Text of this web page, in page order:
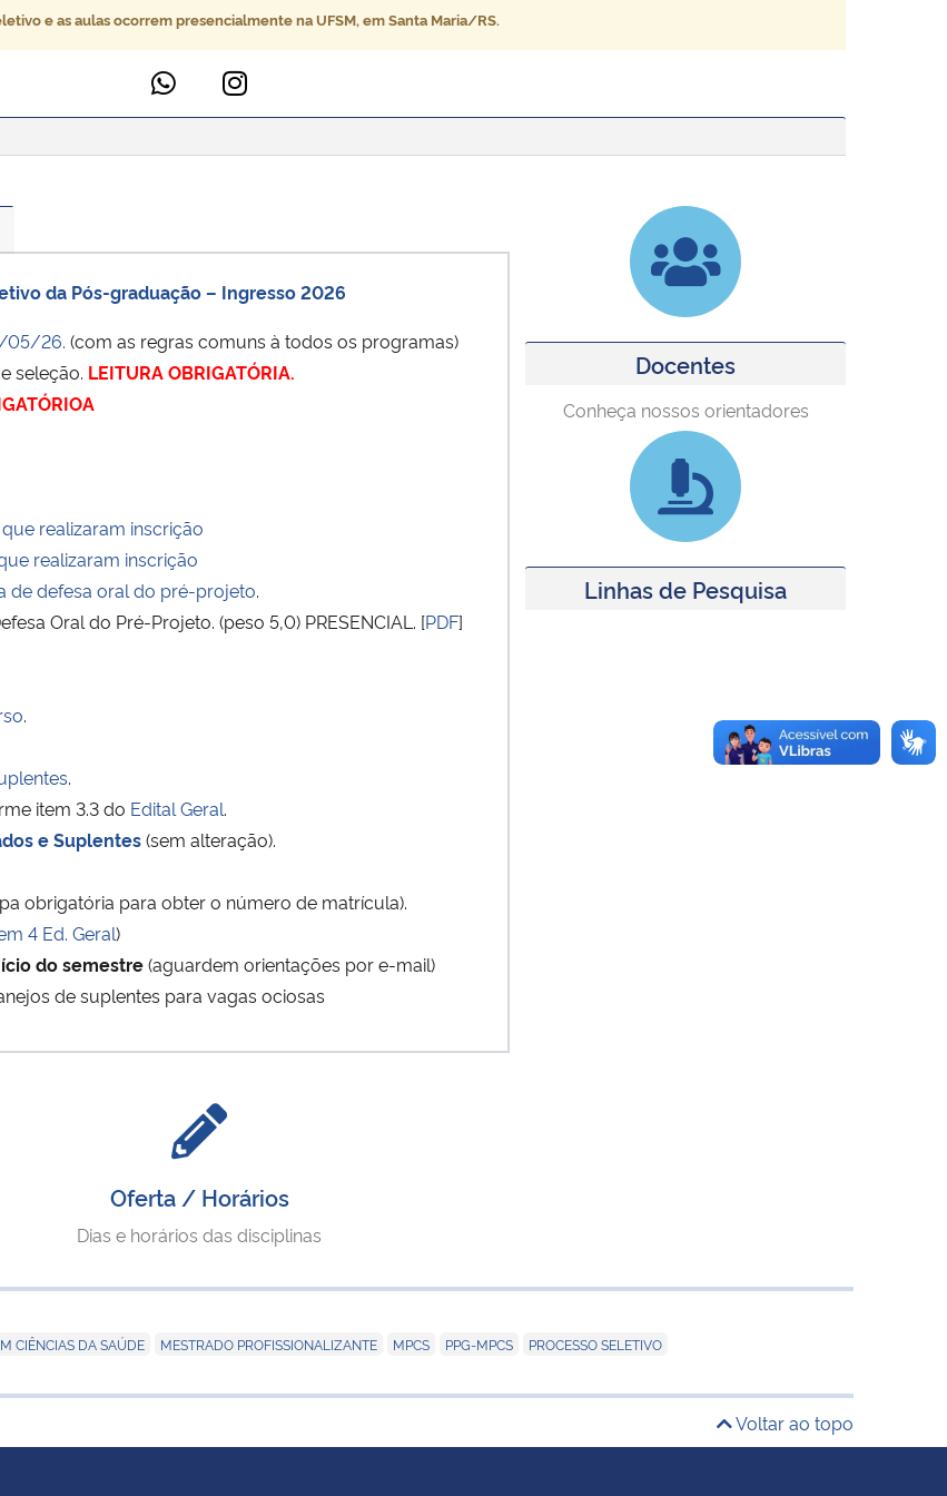
e as aulas ocorrem presencialmente na UFSM, em Santa Maria/RS.
da Pós-graduação – Ingresso 2026
05/26. (com as regras comuns à todos os programas)
seleção. LEITURA OBRIGATÓRIA.
realizaram inscrição
realizaram inscrição
de defesa oral do pré-projeto.
Oral do Pré-Projeto. (peso 5,0) PRESENCIAL. [PDF]
.
.
item 3.3 do Edital Geral.
e Suplentes(sem alteração).
obrigatória para obter o número de matrícula).
4 Ed. Geral)
do semestre(aguardem orientações por e-mail)
de suplentes para vagas ociosas
Docentes
Conheça nossos orientadores
Linhas de Pesquisa
Oferta / Horários
Dias e horários das disciplinas
CIÊNCIAS DA SAÚDE MESTRADO PROFISSIONALIZANTE MPCS PPG-MPCS PROCESSO SELETIVO
Voltar ao topo